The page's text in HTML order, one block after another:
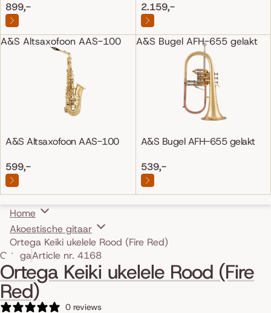
899,-
2.159,-
A&S Altsaxofoon AAS-100
A&S Altsaxofoon AAS-100
599,-
A&S Bugel AFH-655 gelakt
A&S Bugel AFH-655 gelakt
539,-
Home
Akoestische gitaar
Ortega Keiki ukelele Rood (Fire Red)
Skip to product information
OrtegaArticle nr. 4168
Ortega Keiki ukelele Rood (Fire
Red)
0 reviews